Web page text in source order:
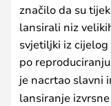
značilo da su
lansirali niz
svjetiljki iz
po
je nacrtao slavni
lansiranje izvrsne